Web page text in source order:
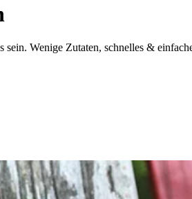
Wenige Zutaten, schnelles &